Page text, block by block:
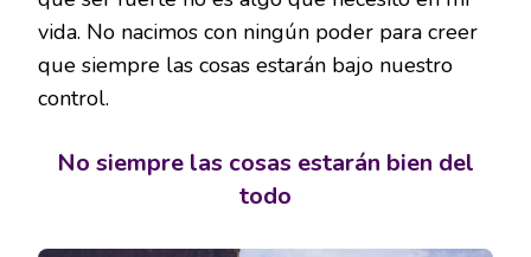
vida. No nacimos con ningún poder para creer
que siempre las cosas estarán bajo nuestro
control.
No siempre las cosas estarán bien del
todo